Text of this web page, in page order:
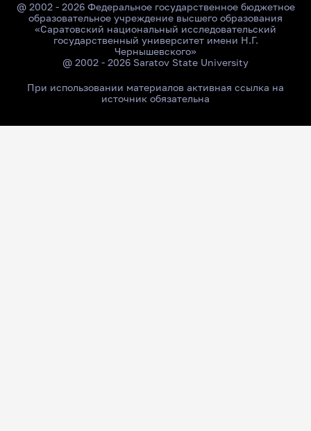
@ 2002 - 2026 Федеральное государственное бюджетное
образовательное учреждение высшего образования
«Саратовский национальный исследовательский
государственный университет имени Н.Г.
Чернышевского»
@ 2002 - 2026 Saratov State University
При использовании материалов активная ссылка на
источник обязательна